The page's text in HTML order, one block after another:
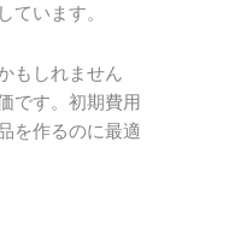
ています。
もしれません
です。初期費用
を作るのに最適